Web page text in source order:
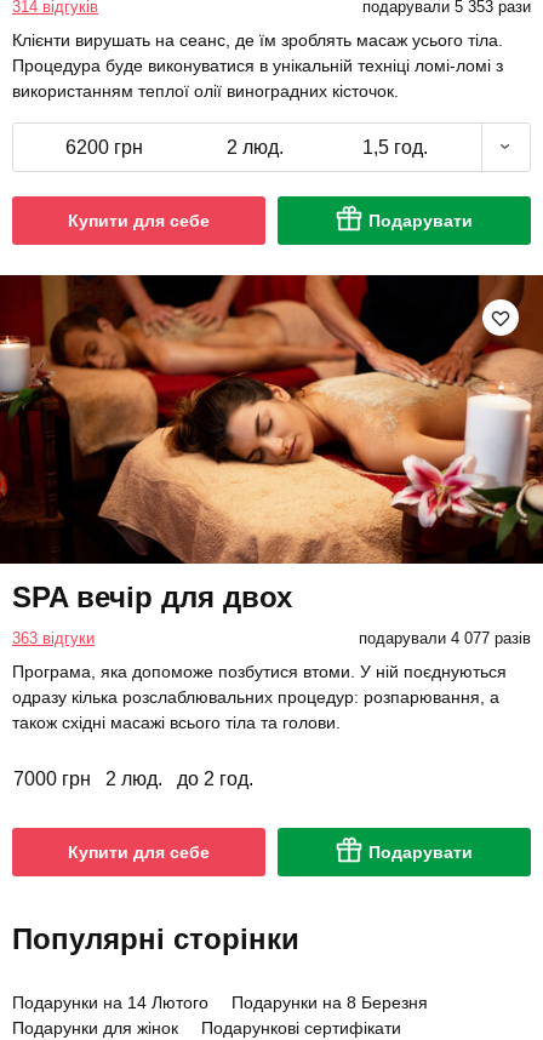
314 відгуків подарували 5 353 рази
Клієнти вирушать на сеанс, де їм зроблять масаж усього тіла.
Процедура буде виконуватися в унікальній техніці ломі-ломі з
використанням теплої олії виноградних кісточок.
6200 грн 2 люд. 1,5 год.
Купити для себе Подарувати
SPA вечір для двох
363 відгуки подарували 4 077 разів
Програма, яка допоможе позбутися втоми. У ній поєднуються
одразу кілька розслаблювальних процедур: розпарювання, а
також східні масажі всього тіла та голови.
7000 грн 2 люд. до 2 год.
Купити для себе Подарувати
Популярні сторінки
Подарунки на 14 Лютого
Подарунки на 8 Березня
Подарунки для жінок
Подарункові сертифікати